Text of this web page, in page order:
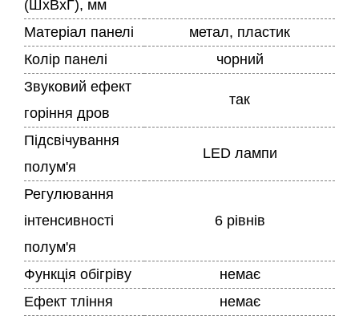
(ШхВхГ), мм
Матеріал панелі
метал, пластик
Колір панелі
чорний
Звуковий ефект
горіння дров
так
Підсвічування
полум'я
LED лампи
Регулювання
інтенсивності
полум'я
6 рівнів
Функція обігріву
немає
Ефект тління
немає